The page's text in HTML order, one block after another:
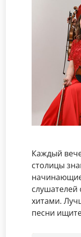
Каждый
столицы
хитами.
песни